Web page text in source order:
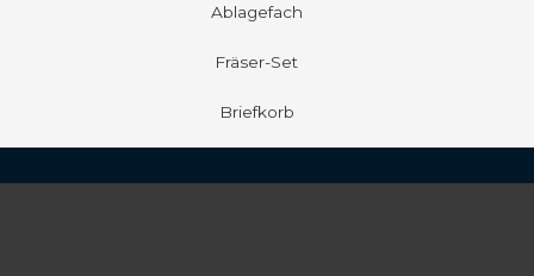
Ablagefach
Fräser-Set
Briefkorb